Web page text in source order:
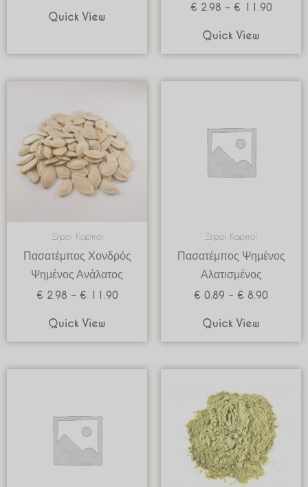
Quick View
€ 2.98 – € 11.90
Quick View
Ξηροί Καρποί
Πασατέμπος Χονδρός
Ψημένος Ανάλατος
€ 2.98 – € 11.90
€ 11.90
Quick View
Ξηροί Καρποί
Πασατέμπος Ψημένος
Αλατισμένος
€ 0.89 – € 8.90
Quick View
through
€ 22.90